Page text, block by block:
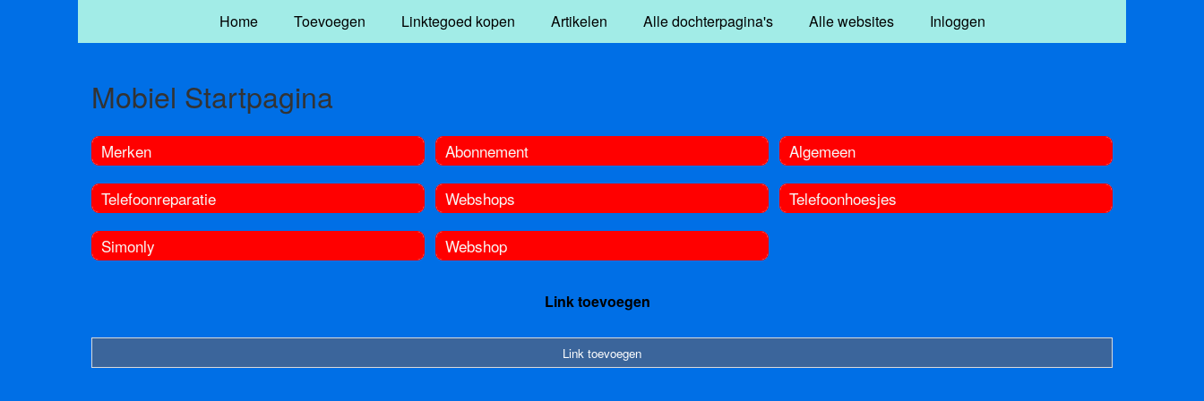
Home Toevoegen Linktegoed kopen Artikelen Alle dochterpagina's Alle websites Inloggen
Mobiel Startpagina
Merken
Telefoonreparatie
Simonly
Abonnement
Webshops
Webshop
Algemeen
Telefoonhoesjes
Link toevoegen
Link toevoegen